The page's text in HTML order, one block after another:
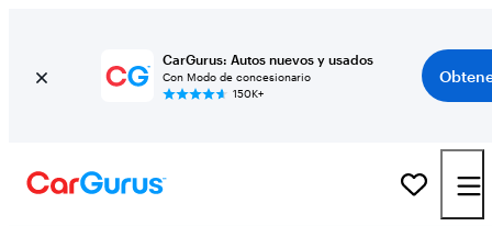
CarGurus: Autos nuevos y usados
Con Modo de concesionario
150K+